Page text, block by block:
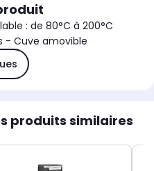
: de 80°C à 200°C
- Cuve amovible
produits similaires